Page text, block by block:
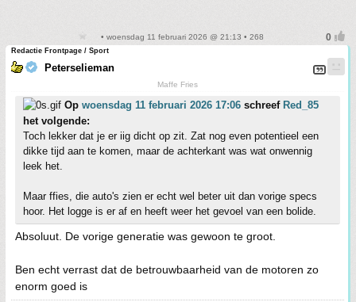
• woensdag 11 februari 2026 @ 21:13 • 268
Redactie Frontpage / Sport
Peterselieman
Maffe Fries
Op woensdag 11 februari 2026 17:06 schreef Red_85
het volgende:
Toch lekker dat je er iig dicht op zit. Zat nog even potentieel een
dikke tijd aan te komen, maar de achterkant was wat onwennig
leek het.
Maar ffies, die auto's zien er echt wel beter uit dan vorige specs
hoor. Het logge is er af en heeft weer het gevoel van een bolide.
Absoluut. De vorige generatie was gewoon te groot.
Ben echt verrast dat de betrouwbaarheid van de motoren zo
enorm goed is